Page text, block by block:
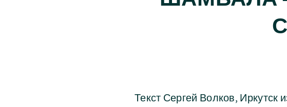
Текст Сергей Волков,